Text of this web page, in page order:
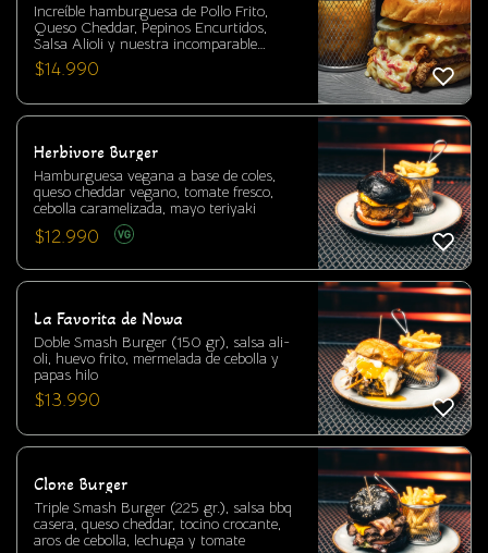
Increíble hamburguesa de Pollo Frito,
Queso Cheddar, Pepinos Encurtidos,
Salsa Alioli y nuestra incomparable
Coleslaw. Una burguer que te llevará
hacia un viaje de sabor en otra galaxia.
$14.990
Herbivore Burger
Hamburguesa vegana a base de coles,
queso cheddar vegano, tomate fresco,
cebolla caramelizada, mayo teriyaki
$12.990
La Favorita de Nowa
Doble Smash Burger (150 gr), salsa ali-
oli, huevo frito, mermelada de cebolla y
papas hilo
$13.990
Clone Burger
Triple Smash Burger (225 gr.), salsa bbq
casera, queso cheddar, tocino crocante,
aros de cebolla, lechuga y tomate